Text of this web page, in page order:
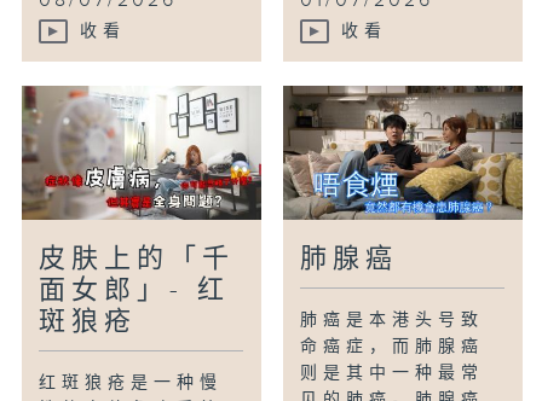
收看 收看
皮肤上的「千
面女郎」- 红
斑狼疮
红斑狼疮是一种慢
肺腺癌
肺癌是本港头号致
命癌症，而肺腺癌
则是其中一种最常